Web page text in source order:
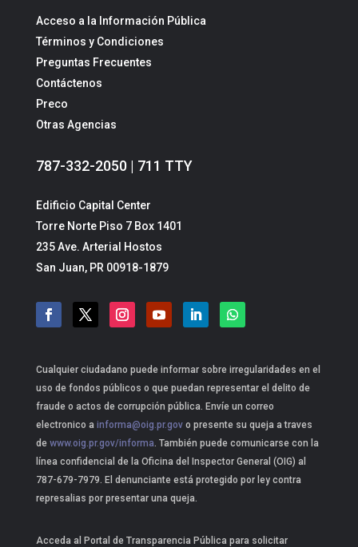
Acceso a la Información Pública
Términos y Condiciones
Preguntas Frecuentes
Contáctenos
Preco
Otras Agencias
787-332-2050 | 711 TTY
Edificio Capital Center
Torre Norte Piso 7 Box 1401
235 Ave. Arterial Hostos
San Juan, PR 00918-1879
Cualquier ciudadano puede informar sobre irregularidades en el
uso de fondos públicos o que puedan representar el delito de
fraude o actos de corrupción pública. Envíe un correo
electronico a informa@oig.pr.govo presente su queja a traves
dewww.oig.pr.gov/informa. También puede comunicarse con la
línea confidencial de la Oficina del Inspector General (OIG) al
787-679-7979. El denunciante está protegido por ley contra
represalias por presentar una queja.
Acceda al Portal de Transparencia Pública para solicitar